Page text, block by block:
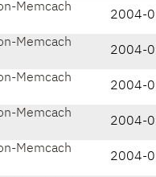
Memcach
2004-
Memcach
2004-
Memcach
2004-
Memcach
2004-
Memcach
2004-